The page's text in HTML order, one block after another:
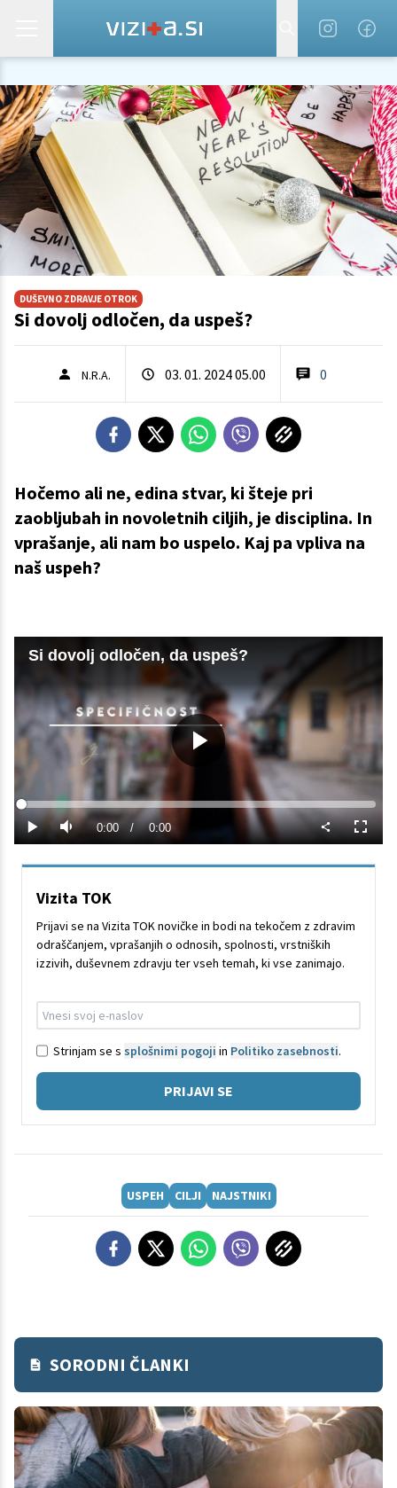
DUŠEVNO ZDRAVJE OTROK
Si dovolj odločen, da uspeš?
N.R.A. 03. 01. 2024 05.00 0
Hočemo ali ne, edina stvar, ki šteje pri
zaobljubah in novoletnih ciljih, je disciplina. In
vprašanje, ali nam bo uspelo. Kaj pa vpliva na
naš uspeh?
Si dovolj odločen, da uspeš?
Predvajaj
Predvajaj
Tiho Current
Time
0:00 / Duration
0:00
Loaded:
0%
način
Vizita TOK
Prijavi se na Vizita TOK novičke in bodi na tekočem z zdravim
odraščanjem, vprašanjih o odnosih, spolnosti, vrstniških
izzivih, duševnem zdravju ter vseh temah, ki vse zanimajo.
Strinjam se s splošnimi pogoji in Politiko zasebnosti.
PRIJAVI SE
USPEH CILJI NAJSTNIKI
SORODNI ČLANKI